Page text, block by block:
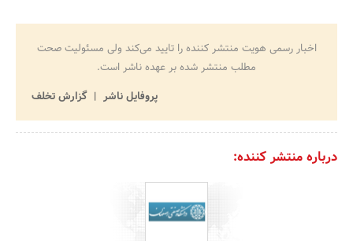
اخبار رسمی هویت منتشر کننده را تایید می‌کند ولی مسئولیت صحت
مطلب منتشر شده بر عهده ناشر است.
پروفایل ناشر
گزارش تخلف
درباره منتشر کننده: